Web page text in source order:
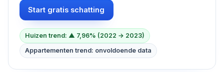
Start gratis schatting
Huizen trend: ▲ 7,96% (2022 → 2023)
Appartementen trend: onvoldoende data